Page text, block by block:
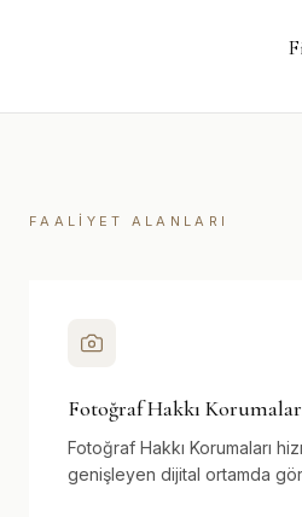
FAALIYET ALANLARI
Fotoğraf Hakkı
Fotoğraf Hakkı Korumaları
genişleyen dijital ortamda